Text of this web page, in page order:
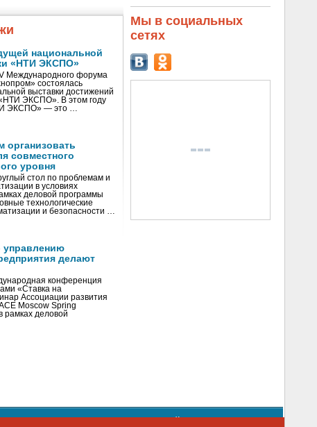
национальной
«НТИ ЭКСПО»
Международного форума
состоялась
выставки достижений
«НТИ ЭКСПО». В этом году
ЭКСПО» — это …
совместного
уровня
стол по проблемам и
в условиях
деловой программы
технологические
и безопасности …
делают
конференция
«Ставка на
Ассоциации развития
Moscow Spring
деловой
Мы в социальных
сетях
использования материалов сайта